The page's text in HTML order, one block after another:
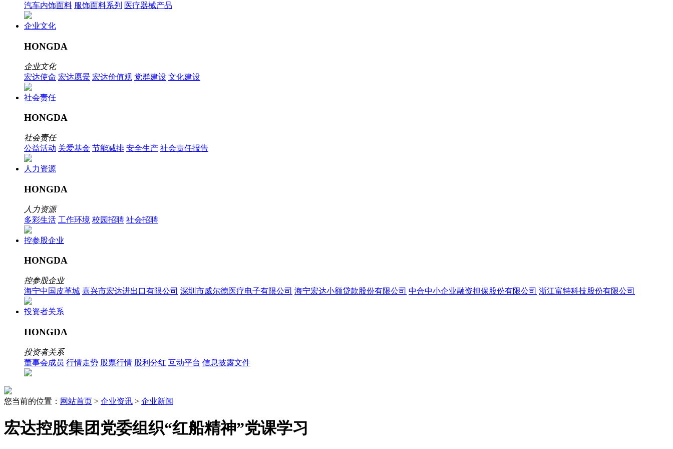
汽车内饰面料 服饰面料系列 医疗器械产品
企业文化
HONGDA
企业文化
宏达使命 宏达愿景 宏达价值观 党群建设 文化建设
社会责任
HONGDA
社会责任
公益活动 关爱基金 节能减排 安全生产 社会责任报告
人力资源
HONGDA
人力资源
多彩生活 工作环境 校园招聘 社会招聘
控参股企业
HONGDA
控参股企业
海宁中国皮革城 嘉兴市宏达进出口有限公司 深圳市威尔德医疗电子有限公司 海宁宏达小额贷款股份有限公司 中合中小企业融资担保股份有限公司 浙江富特科技股份有限公司
投资者关系
HONGDA
投资者关系
董事会成员 行情走势 股票行情 股利分红 互动平台 信息披露文件
您当前的位置： 网站首页 > 企业资讯 > 企业新闻
宏达控股集团党委组织“红船精神”党课学习